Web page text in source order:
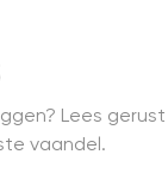
Lees
vaandel.